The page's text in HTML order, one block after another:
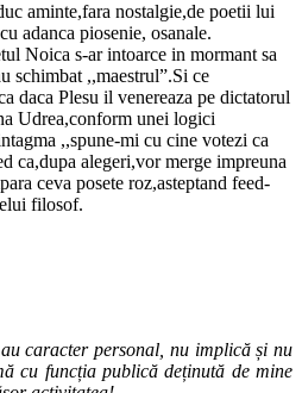
aminte,fara nostalgie,de poetii lui
adanca piosenie, osanale.
Noica s-ar intoarce in mormant sa
schimbat ,,maestrul”.Si ce
daca Plesu il venereaza pe dictatorul
Udrea,conform unei logici
,,spune-mi cu cine votezi ca
ca,dupa alegeri,vor merge impreuna
ceva posete roz,asteptand feed-
filosof.
caracter personal, nu implică și nu
cu funcția publică deținută de mine